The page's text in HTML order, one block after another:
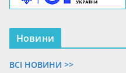
Новини
ВСІ НОВИНИ >>